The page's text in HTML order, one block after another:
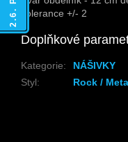
Tolerance +/- 2
Doplňkové
Kategorie:
NÁŠIVKY
Styl: Rock /